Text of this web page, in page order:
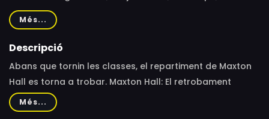
Neuhaus, Govinda Gabriel, Eli Riccardi, Andrea Guo,
Frederic Balonier, Runa Greiner, Justus Riesner, Damian
Hardung, Martin Schreier, Govinda Cholleti
Més...
Descripció
Abans que tornin les classes, el repartiment de Maxton
Hall es torna a trobar. Maxton Hall: El retrobament
reuneix el grup d'amics de l'exitosa primera temporada,
basada en el llibre supervendes de Mona Kasten. Tots
Més...